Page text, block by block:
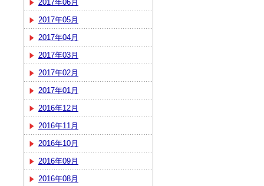
2017年06月
2017年05月
2017年04月
2017年03月
2017年02月
2017年01月
2016年12月
2016年11月
2016年10月
2016年09月
2016年08月